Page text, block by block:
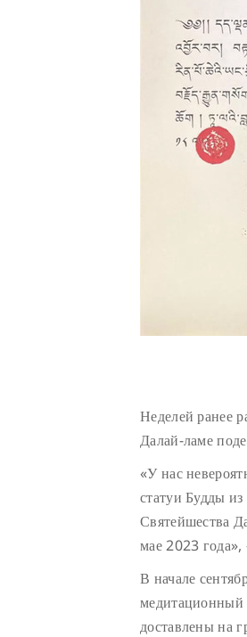
Неделей ранее
Далай-ламе
«У нас
статуи Будды
Святейшества
мае 2023
В начале
медитационный
доставлены на